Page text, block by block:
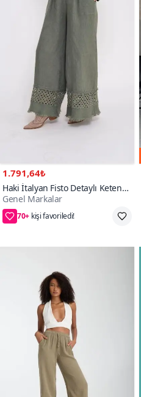
1.791,64₺
Haki İtalyan Fisto Detaylı Keten
Pantolon
Genel Markalar
70+
Standart